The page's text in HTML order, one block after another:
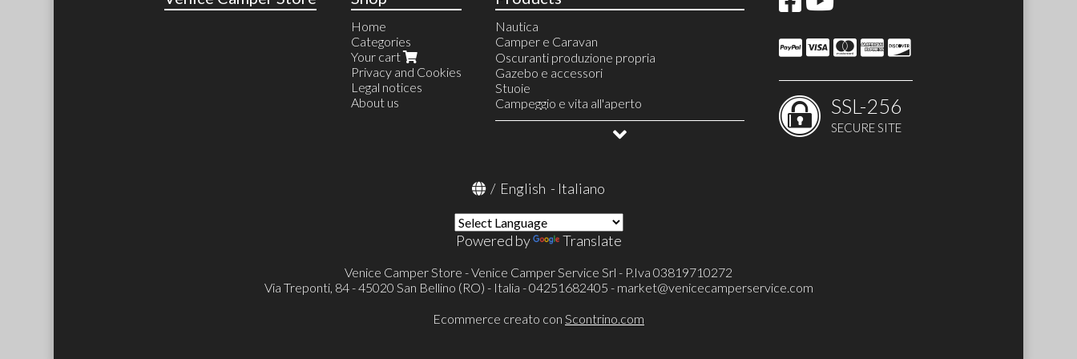
Home
Categories
Your cart
Privacy and Cookies
Legal notices
About us
Nautica
Camper e Caravan
Linea Acqua
Riscaldamento
Finestre e accessori
Serbatoi e accessori
Serbatoi acqua
Linea gas
Frigoriferi portatili e accessori
Toilette a cassetta Thetford (FRESH-UP SET)
Pronto letto e accessori
Portaoggetti
Cunei e accessori
Protezioni specchietti esterni
Verande ed accessori
Tappeti cabina
Oscuranti produzione propria
Gazebo e accessori
Stuoie
Campeggio e vita all'aperto
Allestimento veicoli
SSL-256
SECURE SITE
/ English - Italiano
Powered by Translate
Venice Camper Store - Venice Camper Service Srl - P.Iva 03819710272
Via Treponti, 84 - 45020 San Bellino (RO) - Italia - 04251682405 - market@venicecamperservice.com
Ecommerce creato con Scontrino.com